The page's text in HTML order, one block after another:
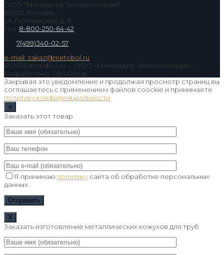
ООО "Менеджер Теплоизоляция"
109125, Москва,
ул. Люблинская, д. 9
тел. 8-800-250-64-42
7(499)340-02-57
e-mail: zakaz@metobol.ru
© 2026 metobol.ru — ООО «Менеджер Теплоизоляция».
Разработано: TSG Group
Закрывая это уведомление и продолжая просмотр страниц вы
соглашаетесь с применением файлов coockie и принимаете
политику конфиденциальности
×
Заказать этот товар
Я принимаю политику сайта об обработке персональных
данных.
Х
Заказать изготовление металлических кожухов для труб